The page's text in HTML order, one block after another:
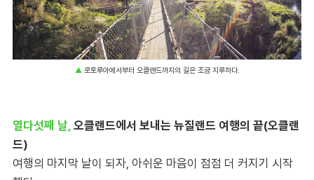
▲ 로토루아에서부터 오클랜드까지의 길은 조금 지루하다.
열다섯째 날, 오클랜드에서 보내는 뉴질랜드 여행의 끝(오클랜
드)
여행의 마지막 날이 되자, 아쉬운 마음이 점점 더 커지기 시작